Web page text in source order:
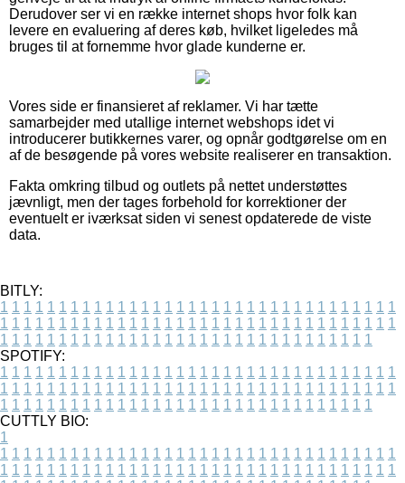
Derudover ser vi en række internet shops hvor folk kan
levere en evaluering af deres køb, hvilket ligeledes må
bruges til at fornemme hvor glade kunderne er.
Vores side er finansieret af reklamer. Vi har tætte
samarbejder med utallige internet webshops idet vi
introducerer butikkernes varer, og opnår godtgørelse om en
af de besøgende på vores website realiserer en transaktion.
Fakta omkring tilbud og outlets på nettet understøttes
jævnligt, men der tages forbehold for korrektioner der
eventuelt er iværksat siden vi senest opdaterede de viste
data.
BITLY:
1 1 1 1 1 1 1 1 1 1 1 1 1 1 1 1 1 1 1 1 1 1 1 1 1 1 1 1 1 1 1 1 1 1
1 1 1 1 1 1 1 1 1 1 1 1 1 1 1 1 1 1 1 1 1 1 1 1 1 1 1 1 1 1 1 1 1 1
1 1 1 1 1 1 1 1 1 1 1 1 1 1 1 1 1 1 1 1 1 1 1 1 1 1 1 1 1 1 1 1
SPOTIFY:
1 1 1 1 1 1 1 1 1 1 1 1 1 1 1 1 1 1 1 1 1 1 1 1 1 1 1 1 1 1 1 1 1 1
1 1 1 1 1 1 1 1 1 1 1 1 1 1 1 1 1 1 1 1 1 1 1 1 1 1 1 1 1 1 1 1 1 1
1 1 1 1 1 1 1 1 1 1 1 1 1 1 1 1 1 1 1 1 1 1 1 1 1 1 1 1 1 1 1 1
CUTTLY BIO:
1
1 1 1 1 1 1 1 1 1 1 1 1 1 1 1 1 1 1 1 1 1 1 1 1 1 1 1 1 1 1 1 1 1 1
1 1 1 1 1 1 1 1 1 1 1 1 1 1 1 1 1 1 1 1 1 1 1 1 1 1 1 1 1 1 1 1 1 1